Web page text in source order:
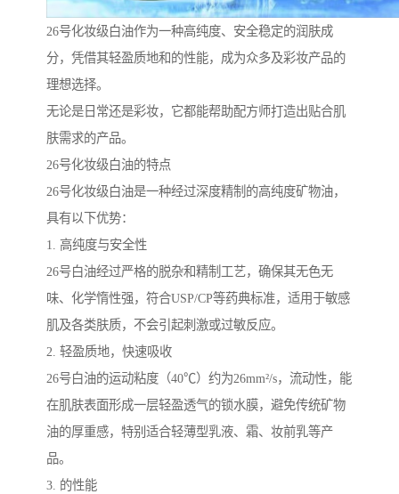
26号化妆级白油作为一种高纯度、安全稳定的润肤成
分，凭借其轻盈质地和的性能，成为众多及彩妆产品的
理想选择。
无论是日常还是彩妆，它都能帮助配方师打造出贴合肌
肤需求的产品。
26号化妆级白油的特点
26号化妆级白油是一种经过深度精制的高纯度矿物油，
具有以下优势：
1. 高纯度与安全性
26号白油经过严格的脱杂和精制工艺，确保其无色无
味、化学惰性强，符合USP/CP等药典标准，适用于敏感
肌及各类肤质，不会引起刺激或过敏反应。
2. 轻盈质地，快速吸收
26号白油的运动粘度（40℃）约为26mm²/s，流动性，能
在肌肤表面形成一层轻盈透气的锁水膜，避免传统矿物
油的厚重感，特别适合轻薄型乳液、霜、妆前乳等产
品。
3. 的性能